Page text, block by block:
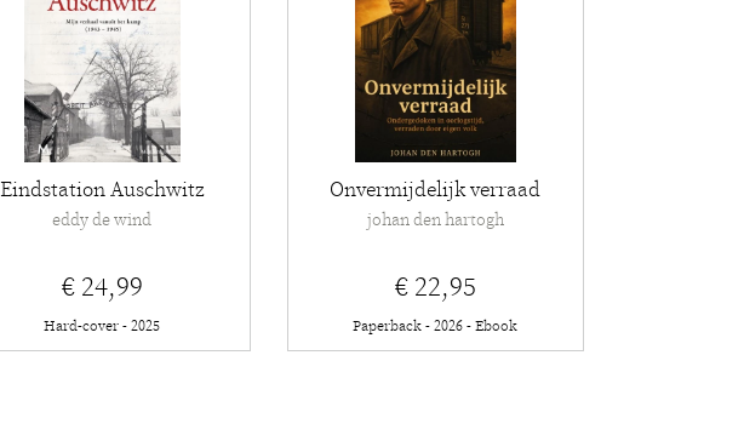
Eindstation Auschwitz
eddy de wind
€ 24,99
Hard-cover - 2025
Onvermijdelijk verraad
johan den hartogh
€ 22,95
Paperback - 2026 - Ebook